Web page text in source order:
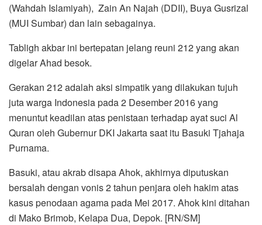
(Wahdah Islamiyah), Zain An Najah (DDII), Buya Gusrizal
(MUI Sumbar) dan lain sebagainya.
Tabligh akbar ini bertepatan jelang reuni 212 yang akan
digelar Ahad besok.
Gerakan 212 adalah aksi simpatik yang dilakukan tujuh
juta warga Indonesia pada 2 Desember 2016 yang
menuntut keadilan atas penistaan terhadap ayat suci Al
Quran oleh Gubernur DKI Jakarta saat itu Basuki Tjahaja
Purnama.
Basuki, atau akrab disapa Ahok, akhirnya diputuskan
bersalah dengan vonis 2 tahun penjara oleh hakim atas
kasus penodaan agama pada Mei 2017. Ahok kini ditahan
di Mako Brimob, Kelapa Dua, Depok. [RN/SM]